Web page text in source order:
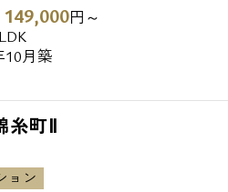
149,000円～
10月築
糸町Ⅱ
ョン